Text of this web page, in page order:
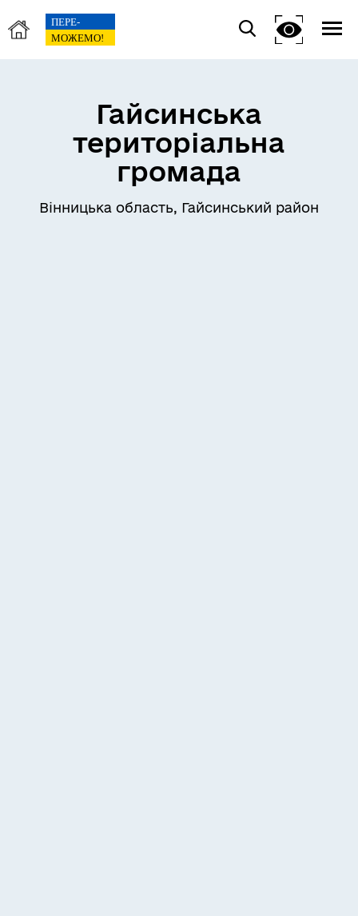
Гайсинська
територіальна
громада
Вінницька область, Гайсинський район